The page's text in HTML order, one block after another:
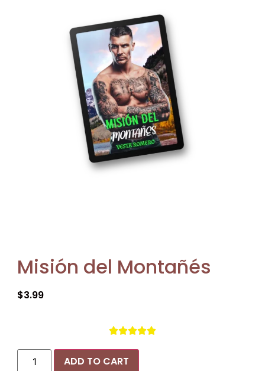
Misión del Montañés
$3.99

ADD TO CART